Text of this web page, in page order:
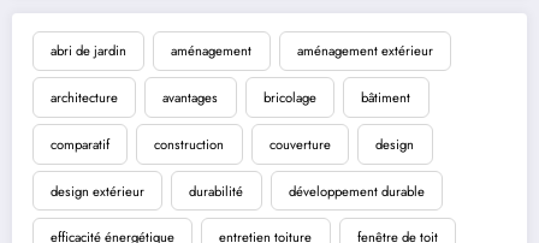
abri de jardin aménagement aménagement extérieur
architecture avantages bricolage bâtiment
comparatif construction couverture design
design extérieur durabilité développement durable
efficacité énergétique entretien toiture fenêtre de toit